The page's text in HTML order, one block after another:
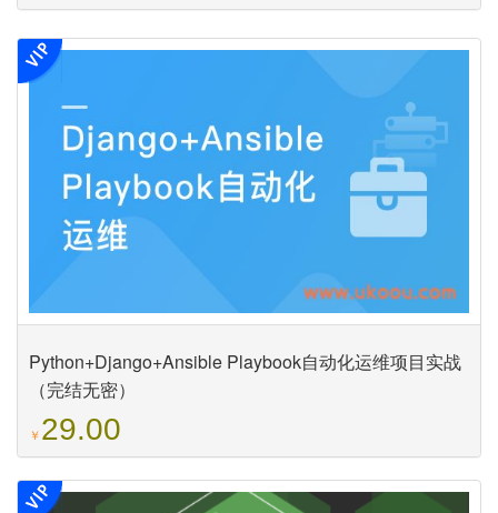
Python+Django+Ansible Playbook自动化运维项目实战
（完结无密）
￥29.00